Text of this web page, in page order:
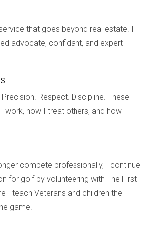
informe sobre el mercado
vida al aire libre
de nueva construcción en Florida
comodidades de lujo que mejoran el
los residentes. Piscinas infinitas,
generación, spas y áreas de
al aire libre son solo algunos
y el entorno natural, y las nuevas
esta preferencia con espacios
y acceso a áreas verdes e
Muchas comunidades
características como
parques para perros y jardines
that goes beyond real estate. I
advocate, confidant, and expert
Respect. Discipline. These
work, how I treat others, and how I
compete professionally, I continue
for golf by volunteering with The First
I teach Veterans and children the
game.